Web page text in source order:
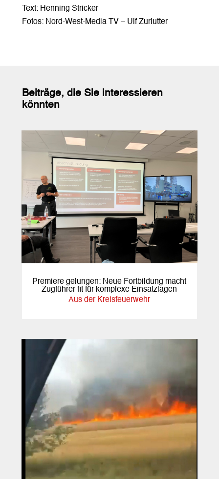
Text: Henning Stricker
Fotos: Nord-West-Media TV – Ulf Zurlutter
Beiträge, die Sie interessieren
könnten
Premiere gelungen: Neue Fortbildung macht
Zugführer fit für komplexe Einsatzlagen
Aus der Kreisfeuerwehr